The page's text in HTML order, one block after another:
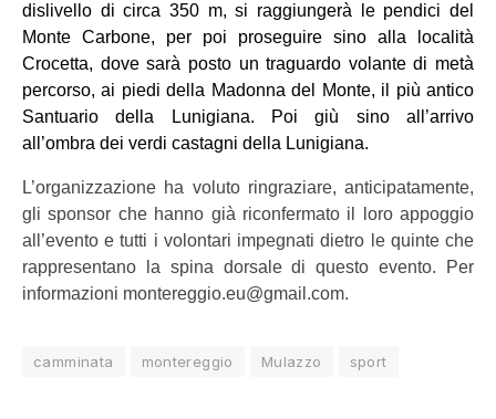
dislivello di circa 350 m, si raggiungerà le pendici del
Monte Carbone, per poi proseguire sino alla località
Crocetta, dove sarà posto un traguardo volante di metà
percorso, ai piedi della Madonna del Monte, il più antico
Santuario della Lunigiana. Poi giù sino all’arrivo
all’ombra dei verdi castagni della Lunigiana.
L’organizzazione ha voluto ringraziare, anticipatamente,
gli sponsor che hanno già riconfermato il loro appoggio
all’evento e tutti i volontari impegnati dietro le quinte che
rappresentano la spina dorsale di questo evento. Per
informazioni montereggio.eu@gmail.com.
camminata montereggio Mulazzo sport